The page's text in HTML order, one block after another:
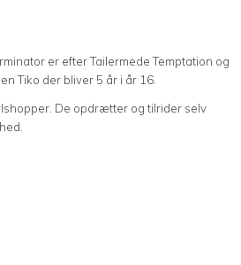
er efter Tailermede Temptation og
Tiko der bliver 5 år i år 16.
De opdrætter og tilrider selv